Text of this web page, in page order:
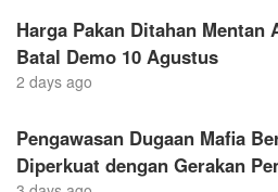
Harga Pakan Ditahan Mentan
Batal Demo 10 Agustus
2 days ago
Pengawasan Dugaan Mafia
Diperkuat dengan Gerakan